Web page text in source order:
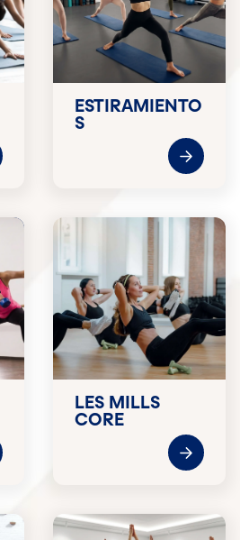
ESTIRAMIENTO
S
LES MILLS
CORE